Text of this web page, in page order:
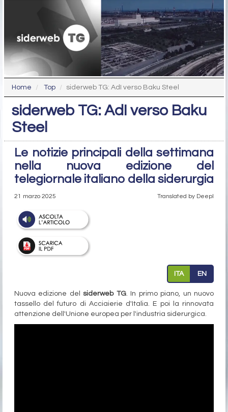
Home Top siderweb TG: AdI verso Baku Steel
siderweb TG: AdI verso Baku
Steel
Le notizie principali della settimana
nella nuova edizione del
telegiornale italiano della siderurgia
21 marzo 2025 Translated by Deepl
ITA EN
Nuova edizione del siderweb TG. In primo piano, un nuovo
tassello del futuro di Acciaierie d'Italia. E poi la rinnovata
attenzione dell'Unione europea per l'industria siderurgica.